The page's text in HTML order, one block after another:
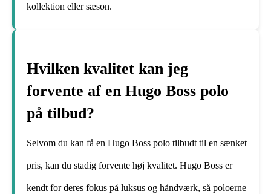
kollektion eller sæson.
Hvilken kvalitet kan jeg
forvente af en Hugo Boss polo
på tilbud?
Selvom du kan få en Hugo Boss polo tilbudt til en sænket
pris, kan du stadig forvente høj kvalitet. Hugo Boss er
kendt for deres fokus på luksus og håndværk, så poloerne